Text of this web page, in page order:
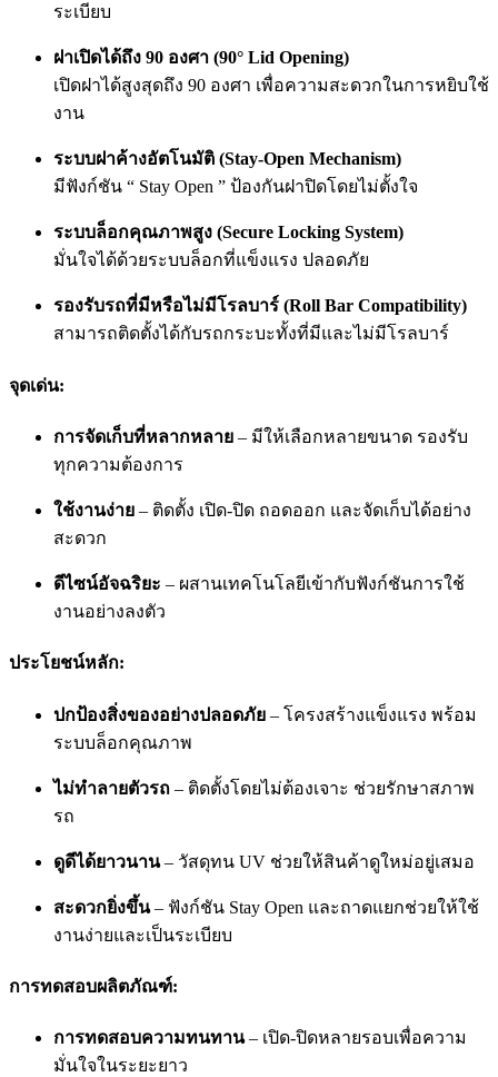
ระเบียบ
ฝาเปิดได้ถึง 90 องศา (90° Lid Opening)
เปิดฝาได้สูงสุดถึง 90 องศา เพื่อความสะดวกในการหยิบใช้
งาน
ระบบฝาค้างอัตโนมัติ (Stay-Open Mechanism)
มีฟังก์ชัน “ Stay Open ” ป้องกันฝาปิดโดยไม่ตั้งใจ
ระบบล็อกคุณภาพสูง (Secure Locking System)
มั่นใจได้ด้วยระบบล็อกที่แข็งแรง ปลอดภัย
รองรับรถที่มีหรือไม่มีโรลบาร์ (Roll Bar Compatibility)
สามารถติดตั้งได้กับรถกระบะทั้งที่มีและไม่มีโรลบาร์
จุดเด่น:
การจัดเก็บที่หลากหลาย – มีให้เลือกหลายขนาด รองรับ
ทุกความต้องการ
ใช้งานง่าย – ติดตั้ง เปิด-ปิด ถอดออก และจัดเก็บได้อย่าง
สะดวก
ดีไซน์อัจฉริยะ – ผสานเทคโนโลยีเข้ากับฟังก์ชันการใช้
งานอย่างลงตัว
ประโยชน์หลัก:
ปกป้องสิ่งของอย่างปลอดภัย – โครงสร้างแข็งแรง พร้อม
ระบบล็อกคุณภาพ
ไม่ทำลายตัวรถ – ติดตั้งโดยไม่ต้องเจาะ ช่วยรักษาสภาพ
รถ
ดูดีได้ยาวนาน– วัสดุทน UV ช่วยให้สินค้าดูใหม่อยู่เสมอ
สะดวกยิ่งขึ้น– ฟังก์ชัน Stay Open และถาดแยกช่วยให้ใช้
งานง่ายและเป็นระเบียบ
การทดสอบผลิตภัณฑ์:
การทดสอบความทนทาน– เปิด-ปิดหลายรอบเพื่อความ
มั่นใจในระยะยาว